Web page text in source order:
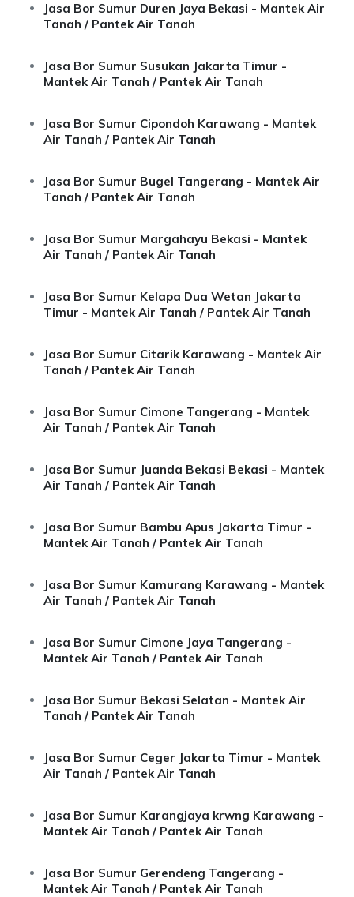
Jasa Bor Sumur Duren Jaya Bekasi - Mantek Air
Tanah / Pantek Air Tanah
Jasa Bor Sumur Susukan Jakarta Timur -
Mantek Air Tanah / Pantek Air Tanah
Jasa Bor Sumur Cipondoh Karawang - Mantek
Air Tanah / Pantek Air Tanah
Jasa Bor Sumur Bugel Tangerang - Mantek Air
Tanah / Pantek Air Tanah
Jasa Bor Sumur Margahayu Bekasi - Mantek
Air Tanah / Pantek Air Tanah
Jasa Bor Sumur Kelapa Dua Wetan Jakarta
Timur - Mantek Air Tanah / Pantek Air Tanah
Jasa Bor Sumur Citarik Karawang - Mantek Air
Tanah / Pantek Air Tanah
Jasa Bor Sumur Cimone Tangerang - Mantek
Air Tanah / Pantek Air Tanah
Jasa Bor Sumur Juanda Bekasi Bekasi - Mantek
Air Tanah / Pantek Air Tanah
Jasa Bor Sumur Bambu Apus Jakarta Timur -
Mantek Air Tanah / Pantek Air Tanah
Jasa Bor Sumur Kamurang Karawang - Mantek
Air Tanah / Pantek Air Tanah
Jasa Bor Sumur Cimone Jaya Tangerang -
Mantek Air Tanah / Pantek Air Tanah
Jasa Bor Sumur Bekasi Selatan - Mantek Air
Tanah / Pantek Air Tanah
Jasa Bor Sumur Ceger Jakarta Timur - Mantek
Air Tanah / Pantek Air Tanah
Jasa Bor Sumur Karangjaya krwng Karawang -
Mantek Air Tanah / Pantek Air Tanah
Jasa Bor Sumur Gerendeng Tangerang -
Mantek Air Tanah / Pantek Air Tanah